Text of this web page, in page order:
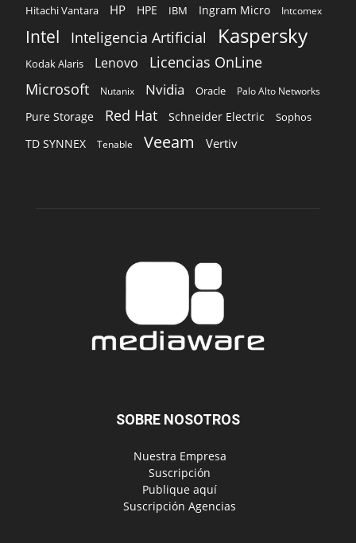
Hitachi Vantara HP HPE IBM Ingram Micro Intcomex
Intel Inteligencia Artificial Kaspersky
Kodak Alaris Lenovo Licencias OnLine
Microsoft Nutanix Nvidia Oracle Palo Alto Networks
Pure Storage Red Hat Schneider Electric Sophos
TD SYNNEX Tenable Veeam Vertiv
SOBRE NOSOTROS
‎ Nuestra Empresa
‎ Suscripción
‎ Publique aquí
‎ Suscripción Agencias